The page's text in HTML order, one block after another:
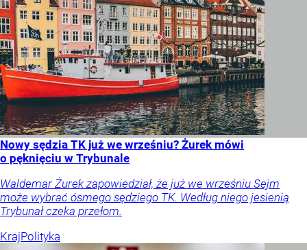
Nowy sędzia TK już we wrześniu? Żurek mówi
o pęknięciu w Trybunale
Waldemar Żurek zapowiedział, że już we wrześniu Sejm
może wybrać ósmego sędziego TK. Według niego jesienią
Trybunał czeka przełom.
KrajPolityka